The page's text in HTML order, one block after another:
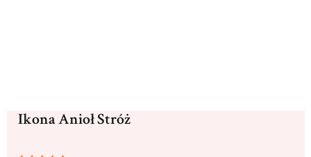
Ikona Anioł Stróż